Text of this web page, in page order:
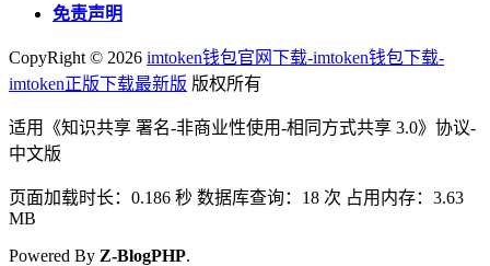
免责声明
CopyRight © 2026 imtoken钱包官网下载-imtoken钱包下载-
imtoken正版下载最新版 版权所有
适用《知识共享 署名-非商业性使用-相同方式共享 3.0》协议-
中文版
页面加载时长：0.186 秒 数据库查询：18 次 占用内存：3.63
MB
Powered By Z-BlogPHP.